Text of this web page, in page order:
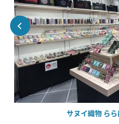
サヌイ織物 ら